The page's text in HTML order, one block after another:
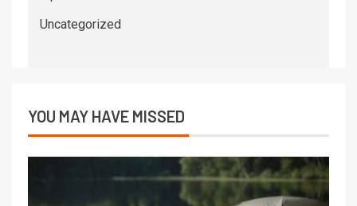
Uncategorized
YOU MAY HAVE MISSED